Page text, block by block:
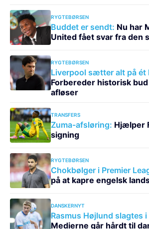
RYGTEBØRSEN
Buddet er sendt: Nu har
United fået svar fra den
RYGTEBØRSEN
Liverpool sætter alt på
Forbereder historisk bud
afløser
TRANSFERS
Zuma-afsløring: Hjælper
signing
RYGTEBØRSEN
Chokbølger i Premier
på at kapre engelsk
DANSKERNYT
Rasmus Højlund slagtes i
Medierne går hårdt til